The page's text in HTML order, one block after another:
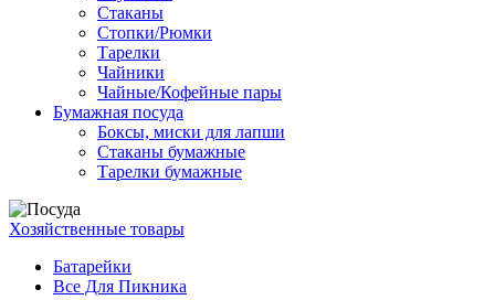
Стаканы
Стопки/Рюмки
Тарелки
Чайники
Чайные/Кофейные пары
Бумажная посуда
Боксы, миски для лапши
Стаканы бумажные
Тарелки бумажные
Хозяйственные товары
Батарейки
Все Для Пикника